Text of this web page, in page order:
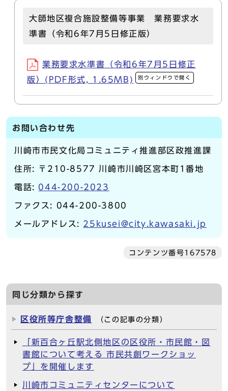
大師地区複合施設整備等事業 業務要求水
準書（令和6年7月5日修正版）
業務要求水準書（令和6年7月5日修正
版）(PDF形式, 1.65MB)
別ウィンドウで開く
お問い合わせ先
川崎市市民文化局コミュニティ推進部区政推進課
住所: 〒210-8577 川崎市川崎区宮本町1番地
電話: 044-200-2023
ファクス: 044-200-3800
メールアドレス: 25kusei@city.kawasaki.jp
コンテンツ番号167578
同じ分類から探す
区役所等庁舎整備 （この記事の分類）
「新百合ヶ丘駅北側地区の区役所・市民館・図
書館について考える 市民共創ワークショッ
プ」を開催します
川崎市コミュニティセンターについて